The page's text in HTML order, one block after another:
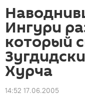
Ингури
который
Хурча
14:52 17.06.2005